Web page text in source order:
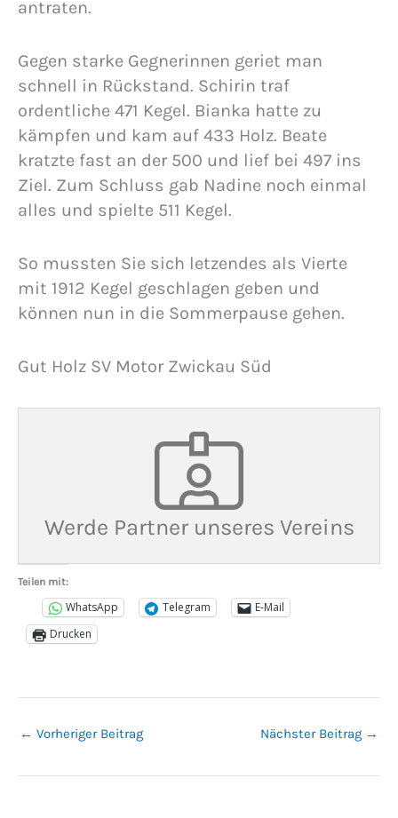
antraten.
Gegen starke Gegnerinnen geriet man
schnell in Rückstand. Schirin traf
ordentliche 471 Kegel. Bianka hatte zu
kämpfen und kam auf 433 Holz. Beate
kratzte fast an der 500 und lief bei 497 ins
Ziel. Zum Schluss gab Nadine noch einmal
alles und spielte 511 Kegel.
So mussten Sie sich letzendes als Vierte
mit 1912 Kegel geschlagen geben und
können nun in die Sommerpause gehen.
Gut Holz SV Motor Zwickau Süd
Werde Partner unseres Vereins
Teilen mit:
WhatsApp Telegram
E-Mail
Drucken
← Vorheriger Beitrag Nächster Beitrag →